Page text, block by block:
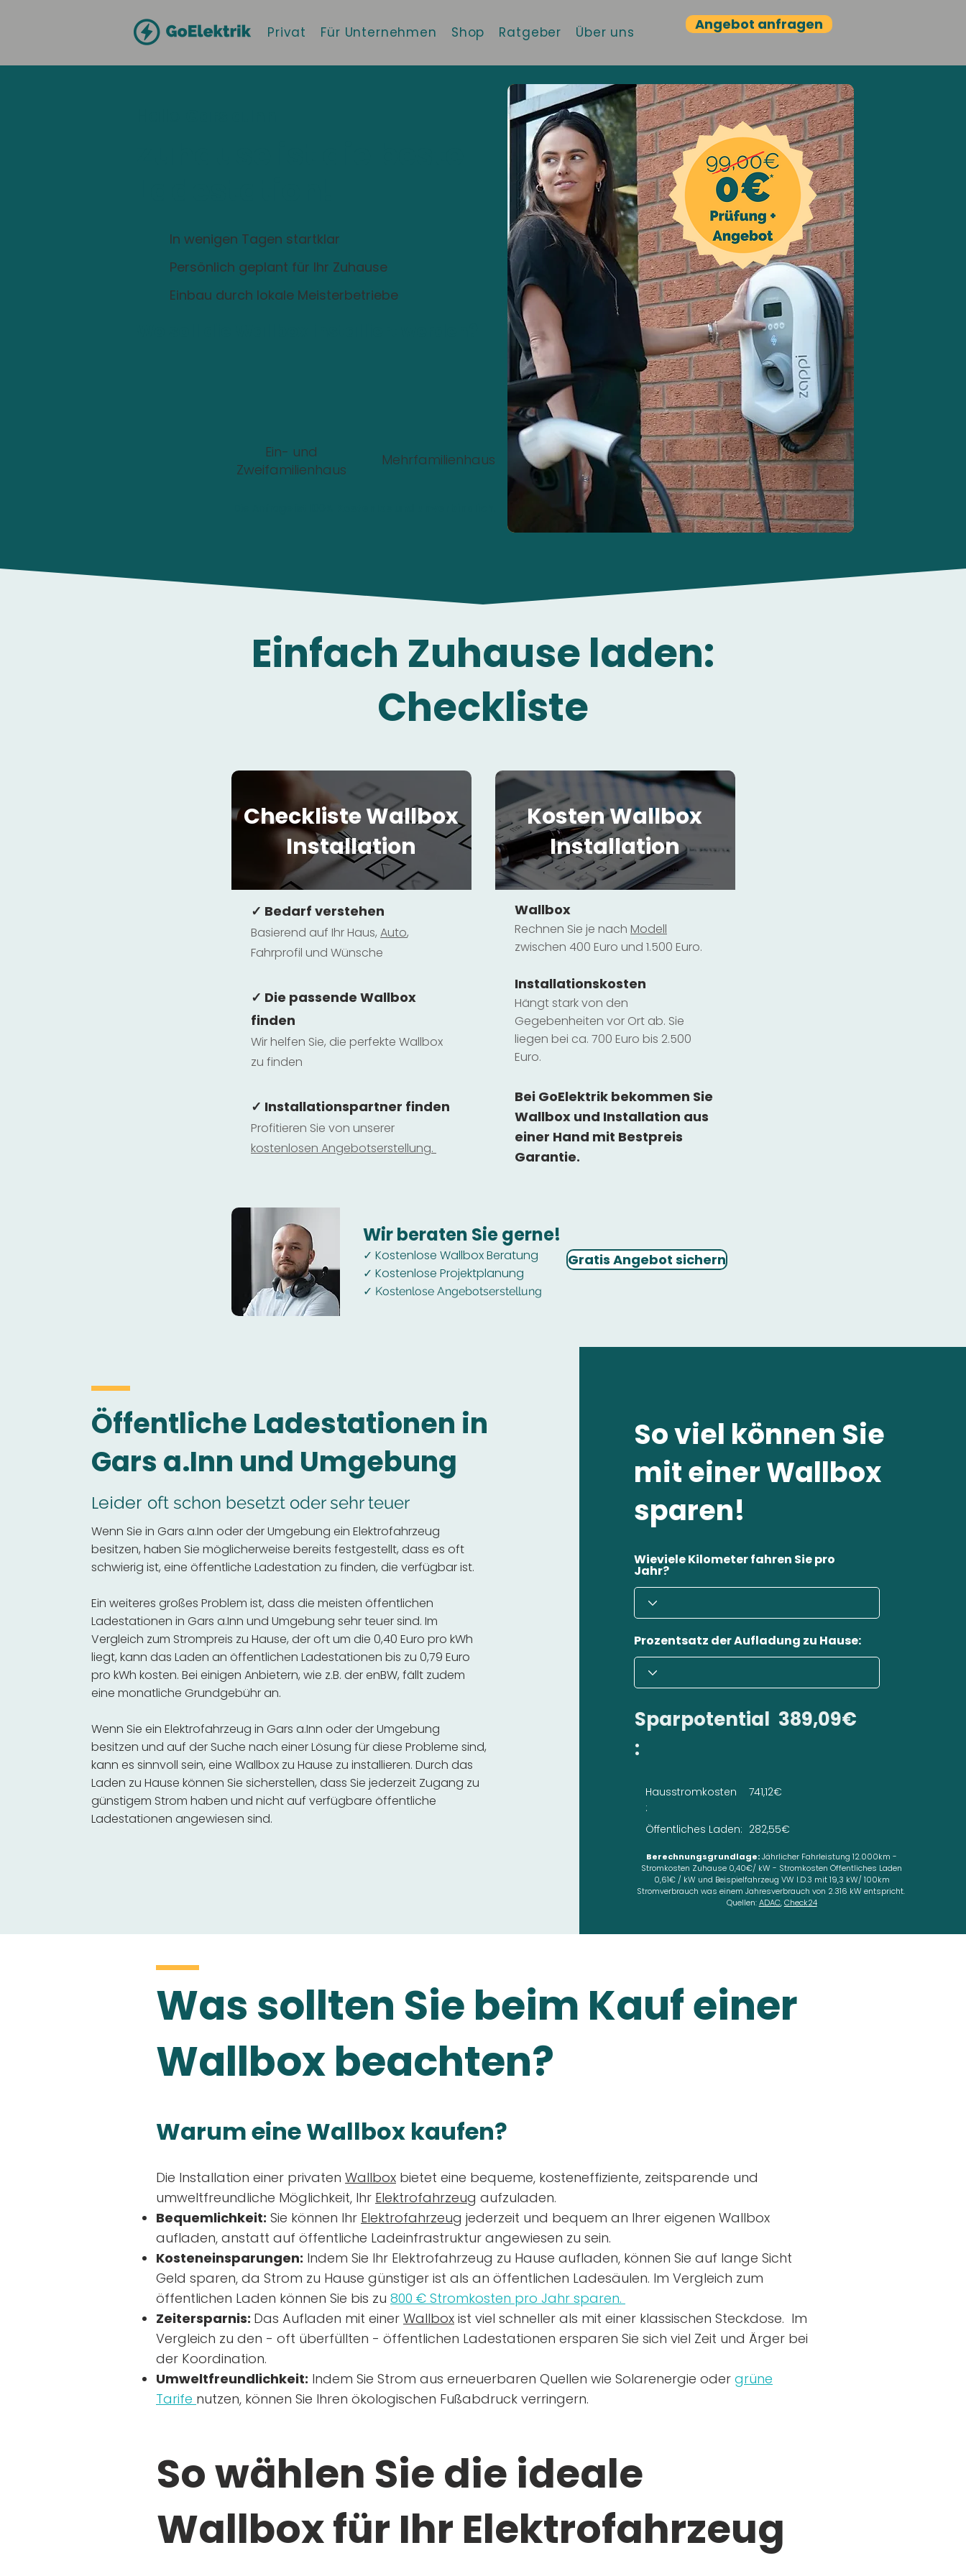
Privat Für Unternehmen Shop Ratgeber Über uns Angebot anfragen
In wenigen Tagen startklar
Persönlich geplant für Ihr Zuhause
Einbau durch lokale Meisterbetriebe
Ein- und
Zweifamilienhaus
Mehrfamilienhaus
Einfach Zuhause laden:
Checkliste
Checkliste Wallbox
Installation
✓ Bedarf verstehen
Basierend auf Ihr Haus, Auto,
Fahrprofil und Wünsche
✓ Die passende Wallbox
finden
Wir helfen Sie, die perfekte Wallbox
zu finden
✓ Installationspartner finden
Profitieren Sie von unserer
kostenlosen Angebotserstellung.
Kosten Wallbox
Installation
Wallbox
Rechnen Sie je nach Modell
zwischen 400 Euro und 1.500 Euro.
Installationskosten
Hängt stark von den
Gegebenheiten vor Ort ab. Sie
liegen bei ca. 700 Euro bis 2.500
Euro.
Bei GoElektrik bekommen Sie
Wallbox und Installation aus
einer Hand mit Bestpreis
Garantie.
Wir beraten Sie gerne!
✓ Kostenlose Wallbox Beratung
✓ Kostenlose Projektplanung
✓ Kostenlose Angebotserstellung
Gratis Angebot sichern
Öffentliche Ladestationen in
Gars a.Inn und Umgebung
Leider oft schon besetzt oder sehr teuer
Wenn Sie in Gars a.Inn oder der Umgebung ein Elektrofahrzeug
besitzen, haben Sie möglicherweise bereits festgestellt, dass es oft
schwierig ist, eine öffentliche Ladestation zu finden, die verfügbar ist.
Ein weiteres großes Problem ist, dass die meisten öffentlichen
Ladestationen in Gars a.Inn und Umgebung sehr teuer sind. Im
Vergleich zum Strompreis zu Hause, der oft um die 0,40 Euro pro kWh
liegt, kann das Laden an öffentlichen Ladestationen bis zu 0,79 Euro
pro kWh kosten. Bei einigen Anbietern, wie z.B. der enBW, fällt zudem
eine monatliche Grundgebühr an.
Wenn Sie ein Elektrofahrzeug in Gars a.Inn oder der Umgebung
besitzen und auf der Suche nach einer Lösung für diese Probleme sind,
kann es sinnvoll sein, eine Wallbox zu Hause zu installieren. Durch das
Laden zu Hause können Sie sicherstellen, dass Sie jederzeit Zugang zu
günstigem Strom haben und nicht auf verfügbare öffentliche
Ladestationen angewiesen sind.
So viel können Sie
mit einer Wallbox
sparen!
Wieviele Kilometer fahren Sie pro
Jahr?
Prozentsatz der Aufladung zu Hause:
Sparpotential
:
389,09€
Hausstromkosten
:
Öffentliches Laden:
741,12€
282,55€
Berechnungsgrundlage:Jährlicher Fahrleistung 12.000km -
Stromkosten Zuhause 0,40€/ kW - Stromkosten Öffentliches Laden
0,61€ / kW und Beispielfahrzeug VW I.D.3 mit 19,3 kW/ 100km
Stromverbrauch was einem Jahresverbrauch von 2.316 kW entspricht.
Quellen:ADAC,Check24
Was sollten Sie beim Kauf einer
Wallbox beachten?
Warum eine Wallbox kaufen?
Die Installation einer privaten Wallbox bietet eine bequeme, kosteneffiziente, zeitsparende und
umweltfreundliche Möglichkeit, Ihr Elektrofahrzeug aufzuladen.
Bequemlichkeit: Sie können Ihr Elektrofahrzeug jederzeit und bequem an Ihrer eigenen Wallbox
aufladen, anstatt auf öffentliche Ladeinfrastruktur angewiesen zu sein.
Kosteneinsparungen: Indem Sie Ihr Elektrofahrzeug zu Hause aufladen, können Sie auf lange Sicht
Geld sparen, da Strom zu Hause günstiger ist als an öffentlichen Ladesäulen. Im Vergleich zum
öffentlichen Laden können Sie bis zu 800 € Stromkosten pro Jahr sparen.
Zeitersparnis: Das Aufladen mit einer Wallbox ist viel schneller als mit einer klassischen Steckdose. Im
Vergleich zu den - oft überfüllten - öffentlichen Ladestationen ersparen Sie sich viel Zeit und Ärger bei
der Koordination.
Umweltfreundlichkeit: Indem Sie Strom aus erneuerbaren Quellen wie Solarenergie oder grüne
Tarife nutzen, können Sie Ihren ökologischen Fußabdruck verringern.
So wählen Sie die ideale
Wallbox für Ihr Elektrofahrzeug